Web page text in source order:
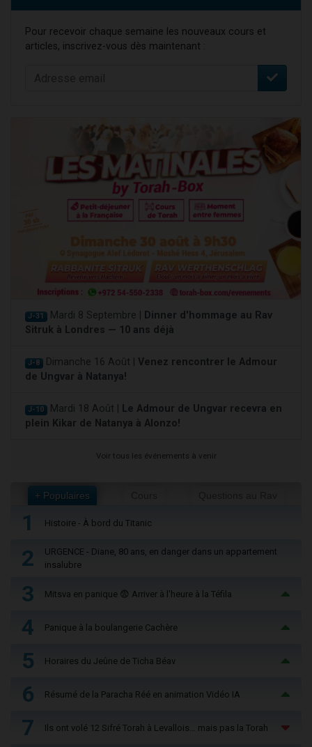
Pour recevoir chaque semaine les nouveaux cours et
articles, inscrivez-vous dès maintenant :
J-31 Mardi 8 Septembre |
Dinner d'hommage au Rav
Sitruk à Londres — 10 ans déjà
J-8 Dimanche 16 Août | Venez rencontrer le Admour
de Ungvar à Natanya!
J-10 Mardi 18 Août |
Le Admour de Ungvar recevra en
plein Kikar de Natanya à Alonzo!
Voir tous les événements à venir
+ Populaires
1 Histoire - À bord du Titanic
2
URGENCE - Diane, 80 ans, en danger dans un appartement
insalubre
3 Mitsva en panique 😨 Arriver à l'heure à la Téfila
4 Panique à la boulangerie Cachère
5 Horaires du Jeûne de Ticha Béav
6 Résumé de la Paracha Réé en animation Vidéo IA
7 Ils ont volé 12 Sifré Torah à Levallois… mais pas la Torah